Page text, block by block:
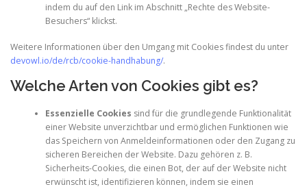
indem du auf den Link im Abschnitt „Rechte des Website-
Besuchers“ klickst.
Weitere Informationen über den Umgang mit Cookies findest du unter
devowl.io/de/rcb/cookie-handhabung/.
Welche Arten von Cookies gibt es?
Essenzielle Cookies sind für die grundlegende Funktionalität
einer Website unverzichtbar und ermöglichen Funktionen wie
das Speichern von Anmeldeinformationen oder den Zugang zu
sicheren Bereichen der Website. Dazu gehören z. B.
Sicherheits-Cookies, die einen Bot, der auf der Website nicht
erwünscht ist, identifizieren können, indem sie einen